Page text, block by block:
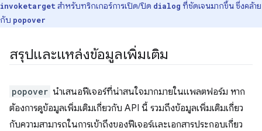
invoketarget สําหรับทริกเกอร์การเปิด/ปิด dialog ที่ชัดเจนมากขึ้น ซึ่งคล้าย
กับ popover
สรุปและแหล่งข้อมูลเพิ่มเติม
popover นำเสนอฟีเจอร์ที่น่าสนใจมากมายในแพลตฟอร์ม หาก
ต้องการดูข้อมูลเพิ่มเติมเกี่ยวกับ API นี้ รวมถึงข้อมูลเพิ่มเติมเกี่ยว
กับความสามารถในการเข้าถึงของฟีเจอร์และเอกสารประกอบเกี่ยว